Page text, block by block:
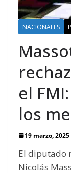
NACIONALES
el
los
19 marzo, 2025
El diputado
Nicolás